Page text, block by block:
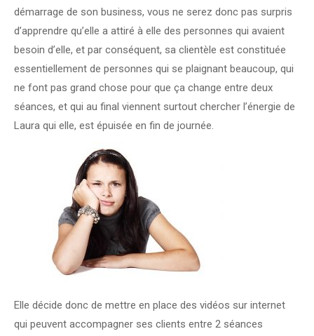
démarrage de son business, vous ne serez donc pas surpris
d’apprendre qu’elle a attiré à elle des personnes qui avaient
besoin d’elle, et par conséquent, sa clientèle est constituée
essentiellement de personnes qui se plaignant beaucoup, qui
ne font pas grand chose pour que ça change entre deux
séances, et qui au final viennent surtout chercher l’énergie de
Laura qui elle, est épuisée en fin de journée.
Elle décide donc de mettre en place des vidéos sur internet
qui peuvent accompagner ses clients entre 2 séances